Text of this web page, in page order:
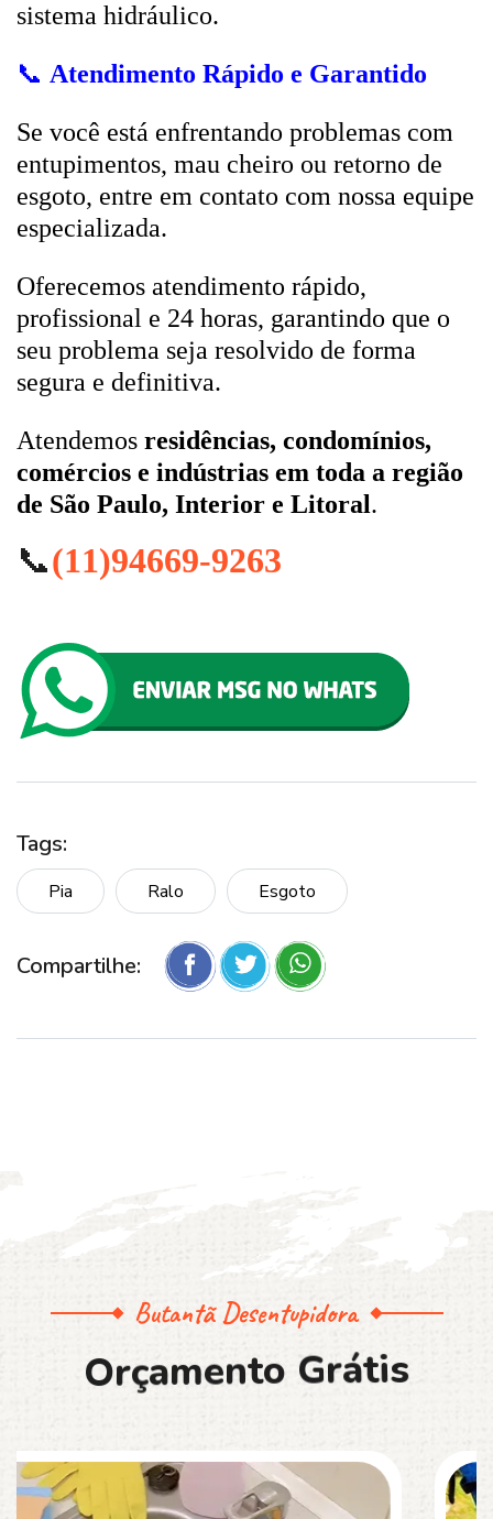
sistema hidráulico.
📞 Atendimento Rápido e Garantido
Se você está enfrentando problemas com
entupimentos, mau cheiro ou retorno de
esgoto, entre em contato com nossa equipe
especializada.
Oferecemos atendimento rápido,
profissional e 24 horas, garantindo que o
seu problema seja resolvido de forma
segura e definitiva.
Atendemos residências, condomínios,
comércios e indústrias em toda a região
de São Paulo, Interior e Litoral.
📞(11)94669-9263
Tags:
Pia Ralo Esgoto
Compartilhe:
Butantã Desentupidora
Orçamento Grátis